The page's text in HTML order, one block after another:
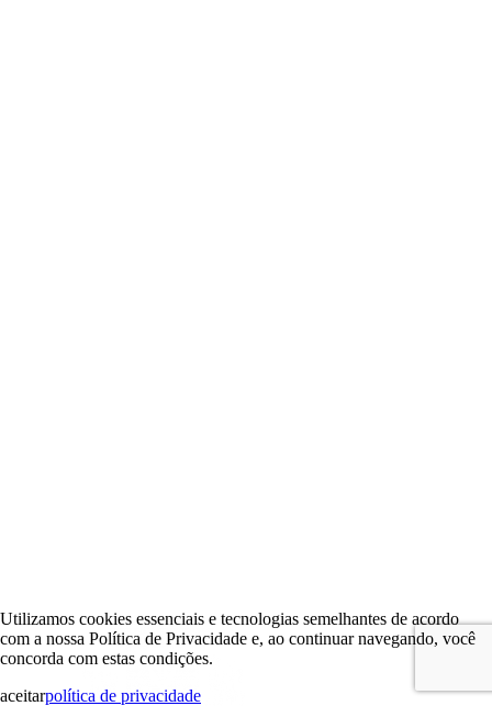
Utilizamos cookies essenciais e tecnologias semelhantes de acordo
com a nossa Política de Privacidade e, ao continuar navegando, você
concorda com estas condições.
aceitarpolítica de privacidade